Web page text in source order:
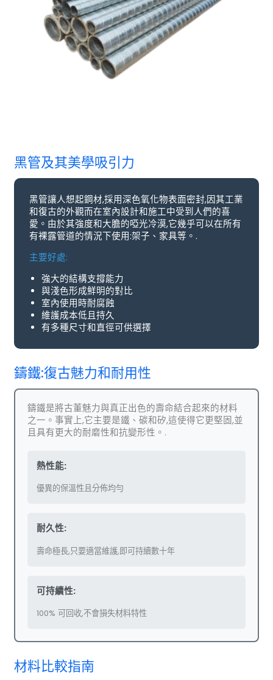
黑管及其美學吸引力
黑管讓人想起鋼材,採用深色氧化物表面密封,因其工業
和復古的外觀而在室內設計和施工中受到人們的喜
愛。由於其強度和大膽的啞光冷漠,它幾乎可以在所有
有裸露管道的情況下使用:架子、家具等。.
主要好處:
強大的結構支撐能力
與淺色形成鮮明的對比
室內使用時耐腐蝕
維護成本低且持久
有多種尺寸和直徑可供選擇
鑄鐵:復古魅力和耐用性
鑄鐵是將古董魅力與真正出色的壽命結合起來的材料
之一。事實上,它主要是鐵、碳和矽,這使得它更堅固,並
且具有更大的耐磨性和抗變形性。.
熱性能:
優異的保溫性且分佈均勻
耐久性:
壽命極長,只要適當維護,即可持續數十年
可持續性:
100% 可回收,不會損失材料特性
材料比較指南